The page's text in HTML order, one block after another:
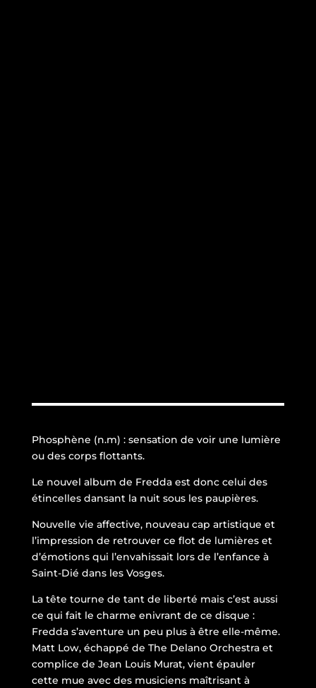
Phosphène (n.m) : sensation de voir une lumière
ou des corps flottants.
Le nouvel album de Fredda est donc celui des
étincelles dansant la nuit sous les paupières.
Nouvelle vie affective, nouveau cap artistique et
l’impression de retrouver ce flot de lumières et
d’émotions qui l’envahissait lors de l’enfance à
Saint-Dié dans les Vosges.
La tête tourne de tant de liberté mais c’est aussi
ce qui fait le charme enivrant de ce disque :
Fredda s’aventure un peu plus à être elle-même.
Matt Low, échappé de The Delano Orchestra et
complice de Jean Louis Murat, vient épauler
cette mue avec des musiciens maîtrisant à